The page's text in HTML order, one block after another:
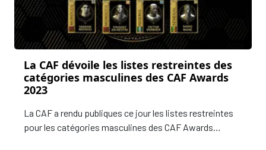
La CAF dévoile les listes restreintes des
catégories masculines des CAF Awards
2023
La CAF a rendu publiques ce jour les listes restreintes
pour les catégories masculines des CAF Awards